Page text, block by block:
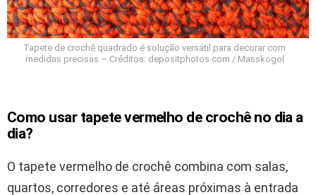
Tapete de crochê quadrado é solução versátil para decorar com
medidas precisas – Créditos: depositphotos.com / Masskogol
Como usar tapete vermelho de crochê no dia a
dia?
O tapete vermelho de crochê combina com salas,
quartos, corredores e até áreas próximas à entrada